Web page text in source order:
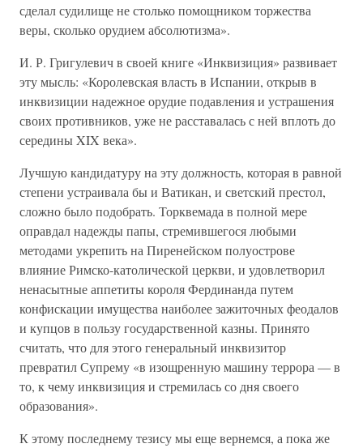
сделал судилище не столько помощником торжества
веры, сколько орудием абсолютизма».
И. Р. Григулевич в своей книге «Инквизиция» развивает
эту мысль: «Королевская власть в Испании, открыв в
инквизиции надежное орудие подавления и устрашения
своих противников, уже не расставалась с ней вплоть до
середины XIX века».
Лучшую кандидатуру на эту должность, которая в равной
степени устраивала бы и Ватикан, и светский престол,
сложно было подобрать. Торквемада в полной мере
оправдал надежды папы, стремившегося любыми
методами укрепить на Пиренейском полуострове
влияние Римско-католической церкви, и удовлетворил
ненасытные аппетиты короля Фердинанда путем
конфискации имущества наиболее зажиточных феодалов
и купцов в пользу государственной казны. Принято
считать, что для этого генеральный инквизитор
превратил Супрему «в изощренную машину террора — в
то, к чему инквизиция и стремилась со дня своего
образования».
К этому последнему тезису мы еще вернемся, а пока же